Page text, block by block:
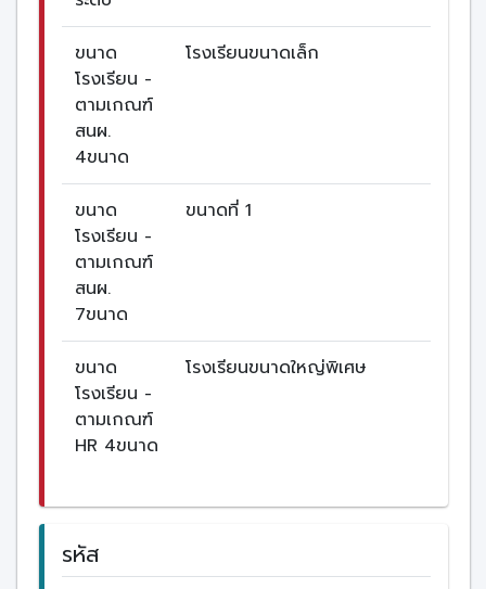
ขนาด
โรงเรียน -
ตามเกณฑ์
สนผ.
4ขนาด
โรงเรียนขนาดเล็ก
ขนาด
โรงเรียน -
ตามเกณฑ์
สนผ.
7ขนาด
ขนาดที่ 1
ขนาด
โรงเรียน -
ตามเกณฑ์
HR 4ขนาด
โรงเรียนขนาดใหญ่พิเศษ
รหัส